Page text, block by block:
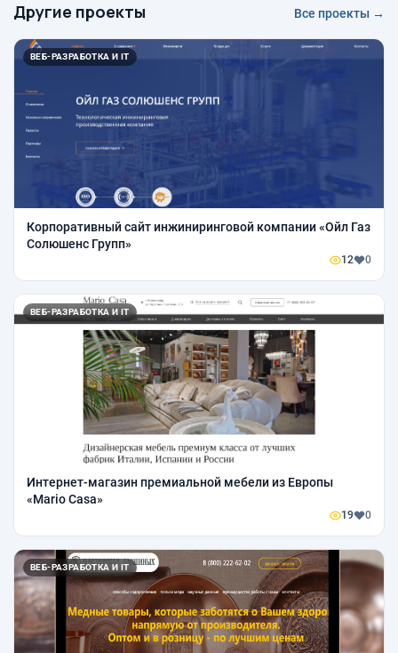
Другие проекты Все проекты →
ВЕБ-РАЗРАБОТКА И IT
Корпоративный сайт инжиниринговой компании «Ойл Газ
Солюшенс Групп»
12 0
ВЕБ-РАЗРАБОТКА И IT
Интернет-магазин премиальной мебели из Европы
«Mario Casa»
19 0
ВЕБ-РАЗРАБОТКА И IT